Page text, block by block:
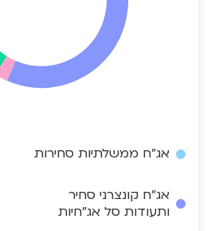
אג"ח ממשלתיות סחירות
אג"ח קונצרני סחיר
ותעודות סל אג"חיות